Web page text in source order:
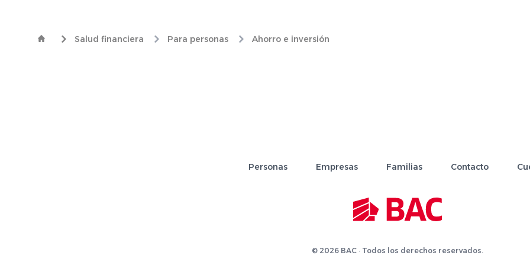
Salud financiera Para personas Ahorro e inversión
Personas Empresas Familias Contacto
© 2026 BAC · Todos los derechos reservados.